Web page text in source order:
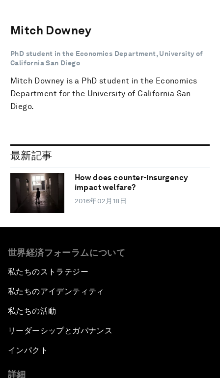
Mitch Downey
PhD student in the Economics Department, University of
California San Diego
Mitch Downey is a PhD student in the Economics
Department for the University of California San
Diego.
最新記事
How does counter-insurgency
impact welfare?
2016年02月18日
世界経済フォーラムについて
私たちのストラテジー
私たちのアイデンティティ
私たちの活動
リーダーシップとガバナンス
インパクト
詳細